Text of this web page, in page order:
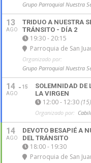
Grupo Parroquial Nuestra
13
AGO
TRIDUO A NUESTRA
TRÁNSITO - DÍA 2
19:30 - 20:15
Parroquia de San
Organizado por:
Grupo Parroquial Nuestra
14
AGO
15
SOLEMNIDAD DE
LA VIRGEN
12:00 - 12:30(15)
Organizado por:
14
AGO
DEVOTO BESAPIÉ A
DEL TRÁNSITO
18:00 - 19:30
Parroquia de San